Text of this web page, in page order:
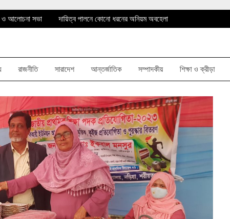
ও আলোচনা সভা
দায়িত্ব পালনে কোনো ধরনের অনিয়ম অবহেলা
ও আলোচনা সভা
দায়িত্ব পালনে কোনো ধরনের অনিয়ম অবহেলা
আঙ্গারিয়া ইউনিয়ন পরিষদের চেয়ারম্যান আনোয়ার হোসেন
রাজনীতি সারাদেশ আন্তর্জাতিক সম্পাদকীয় শিক্ষা ও ক্রীড়া